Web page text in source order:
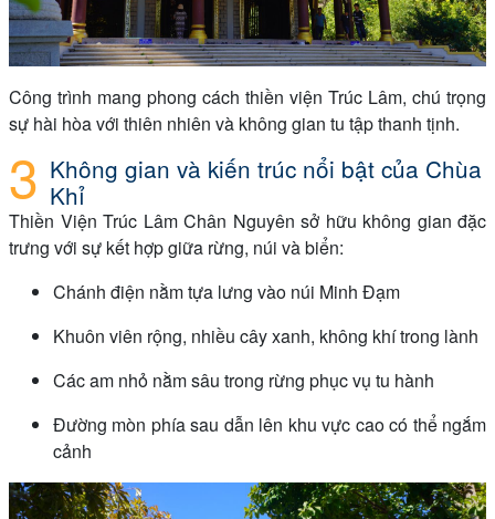
Công trình mang phong cách thiền viện Trúc Lâm, chú trọng
sự hài hòa với thiên nhiên và không gian tu tập thanh tịnh.
Không gian và kiến trúc nổi bật của Chùa
Khỉ
Thiền Viện Trúc Lâm Chân Nguyên sở hữu không gian đặc
trưng với sự kết hợp giữa rừng, núi và biển:
Chánh điện nằm tựa lưng vào núi Minh Đạm
Khuôn viên rộng, nhiều cây xanh, không khí trong lành
Các am nhỏ nằm sâu trong rừng phục vụ tu hành
Đường mòn phía sau dẫn lên khu vực cao có thể ngắm
cảnh